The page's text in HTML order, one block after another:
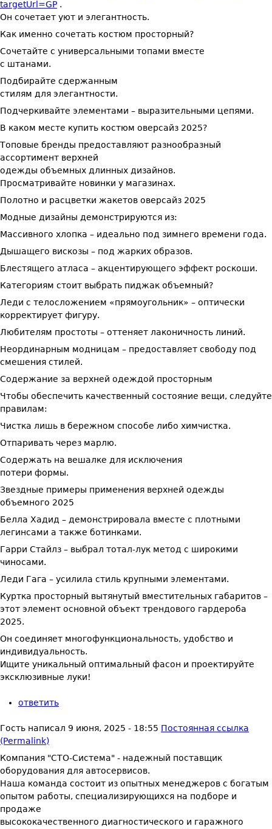
targetUrl=GP .
Он сочетает уют и элегантность.
Как именно сочетать костюм просторный?
Сочетайте с универсальными топами вместе
с штанами.
Подбирайте сдержанным
стилям для элегантности.
Подчеркивайте элементами – выразительными цепями.
В каком месте купить костюм оверсайз 2025?
Топовые бренды предоставляют разнообразный
ассортимент верхней
одежды объемных длинных дизайнов.
Просматривайте новинки у магазинах.
Полотно и расцветки жакетов оверсайз 2025
Модные дизайны демонстрируются из:
Массивного хлопка – идеально под зимнего времени года.
Дышащего вискозы – под жарких образов.
Блестящего атласа – акцентирующего эффект роскоши.
Категориям стоит выбрать пиджак объемный?
Леди с телосложением «прямоугольник» – оптически
корректирует фигуру.
Любителям простоты – оттеняет лаконичность линий.
Неординарным модницам – предоставляет свободу под
смешения стилей.
Содержание за верхней одеждой просторным
Чтобы обеспечить качественный состояние вещи, следуйте
правилам:
Чистка лишь в бережном способе либо химчистка.
Отпаривать через марлю.
Содержать на вешалке для исключения
потери формы.
Звездные примеры применения верхней одежды
объемного 2025
Белла Хадид – демонстрировала вместе с плотными
легинсами а также ботинками.
Гарри Стайлз – выбрал тотал-лук метод с широкими
чиносами.
Леди Гага – усилила стиль крупными элементами.
Куртка просторный вытянутый вместительных габаритов –
этот элемент основной объект трендового гардероба
2025.
Он соединяет многофункциональность, удобство и
индивидуальность.
Ищите уникальный оптимальный фасон и проектируйте
эксклюзивные луки!
ответить
Гость написал 9 июня, 2025 - 18:55 Постоянная ссылка
(Permalink)
Компания "СТО-Система" - надежный поставщик
оборудования для автосервисов.
Наша команда состоит из опытных менеджеров с богатым
опытом работы, специализирующихся на подборе и
продаже
высококачественного диагностического и гаражного